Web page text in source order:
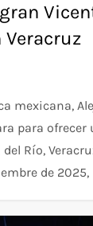
Veracruz
mexicana,
para ofrecer
Río,
de 2025,